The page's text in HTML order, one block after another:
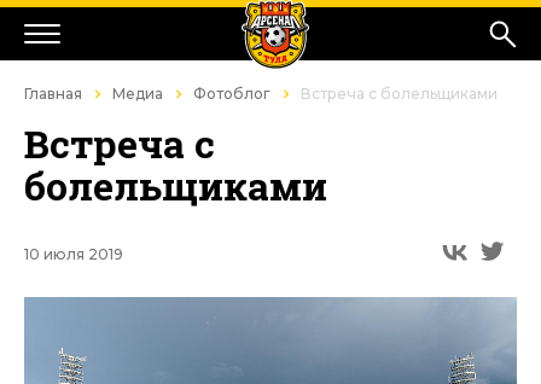
Главная Медиа Фотоблог Встреча с болельщиками
Встреча с
болельщиками
10 июля 2019